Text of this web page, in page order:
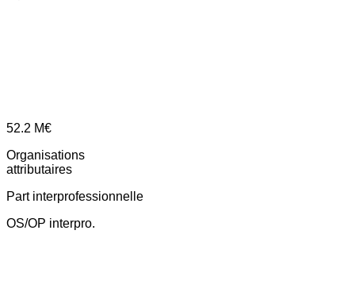
52.2 M€
Organisations
attributaires
Part interprofessionnelle
OS/OP interpro.